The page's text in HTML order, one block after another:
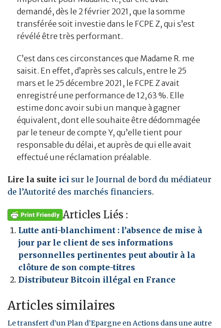
demandé, dès le 2 février 2021, que la somme
transférée soit investie dans le FCPE Z, qui s’est
révélé être très performant.
C’est dans ces circonstances que Madame R. me
saisit. En effet, d’après ses calculs, entre le 25
mars et le 25 décembre 2021, le FCPE Z avait
enregistré une performance de 12,63 %. Elle
estime donc avoir subi un manque à gagner
équivalent, dont elle souhaite être dédommagée
par le teneur de compte Y, qu’elle tient pour
responsable du délai, et auprès de qui elle avait
effectué une réclamation préalable.
Lire la suite ici sur le Journal de bord du médiateur
de l’Autorité des marchés financiers.
Articles Liés :
Lutte anti-blanchiment : l’absence de mise à
jour par le client de ses informations
personnelles pertinentes peut aboutir à la
clôture de son compte-titres
Distributeur Bitcoin illégal en France
Articles similaires
Le transfert d’un Plan d’Epargne en Actions dans une autre